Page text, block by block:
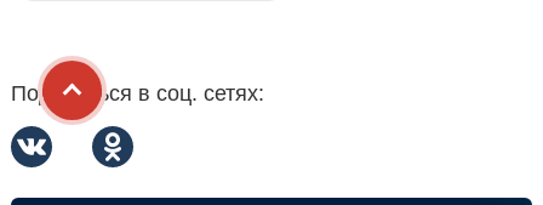
Поделиться в соц. сетях: